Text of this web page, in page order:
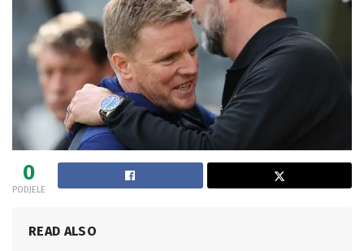
0
PODJELE
READ ALSO